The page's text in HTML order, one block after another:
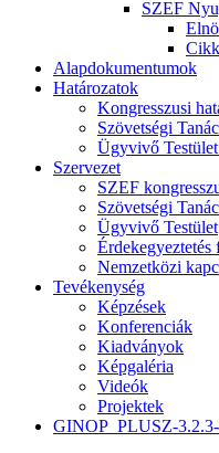
SZEF
Alapdokumentumok
Határozatok
Kongresszusi
Szövetségi
Ügyvivő
Szervezet
SZEF
Szövetségi
Ügyvivő Testület
Érdekegyeztetés
Nemzetközi
Tevékenység
Képzések
Konferenciák
Kiadványok
Képgaléria
Videók
Projektek
GINOP_PLUSZ-